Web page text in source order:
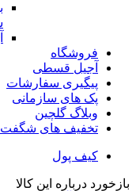
فروشگاه
آجیل قسطی
پیگیری سفارشات
پک های سازمانی
وبلاگ گلچین
تخفیف های شگفت
کیف پول
بازخورد درباره این کالا